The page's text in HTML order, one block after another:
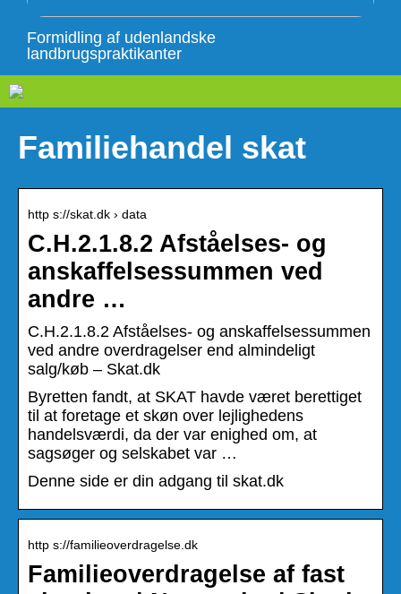
Formidling af udenlandske
landbrugspraktikanter
Familiehandel skat
http s://skat.dk › data
C.H.2.1.8.2 Afståelses- og
anskaffelsessummen ved
andre …
C.H.2.1.8.2 Afståelses- og anskaffelsessummen
ved andre overdragelser end almindeligt
salg/køb – Skat.dk
Byretten fandt, at SKAT havde været berettiget
til at foretage et skøn over lejlighedens
handelsværdi, da der var enighed om, at
sagsøger og selskabet var …
Denne side er din adgang til skat.dk
http s://familieoverdragelse.dk
Familieoverdragelse af fast